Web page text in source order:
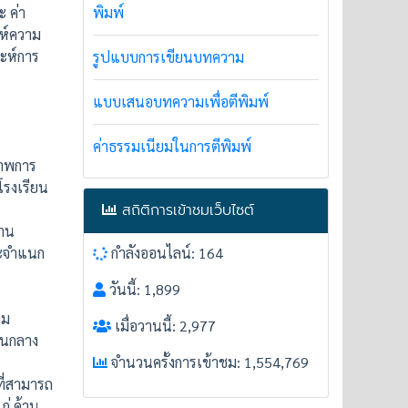
ค่า
ความ
ห์การ
การ
งเรียน
น
ำแนก
กลาง
ามารถ
พิมพ์
รูปแบบการเขียนบทความ
แบบเสนอบทความเพื่อตีพิมพ์
ค่าธรรมเนียมในการตีพิมพ์
สถิติการเข้าชมเว็บไซต์
กำลังออนไลน์: 164
วันนี้: 1,899
เมื่อวานนี้: 2,977
จำนวนครั้งการเข้าชม: 1,554,769